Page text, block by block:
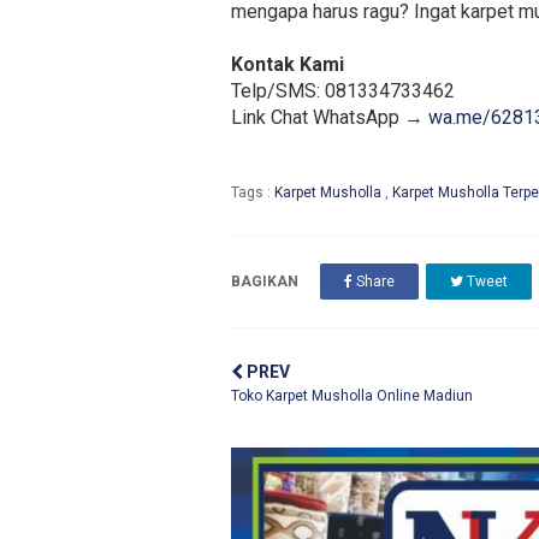
mengapa harus ragu? Ingat karpet
Kontak Kami
Telp/SMS: 081334733462
Link Chat WhatsApp → wa.me/
Tags : Karpet Musholla , Karpet Musholla
BAGIKAN Share Tweet
PREV
Toko Karpet Musholla Online Madiun